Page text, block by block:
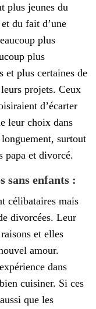
plus jeunes du
du fait d’une
plus
plus
et plus certaines de
projets. Ceux
d’écarter
leur choix dans
surtout
papa et divorcé.
sans enfants :
célibataires mais
divorcées. Leur
et elles
amour.
dans
cuisiner. Si ces
que les